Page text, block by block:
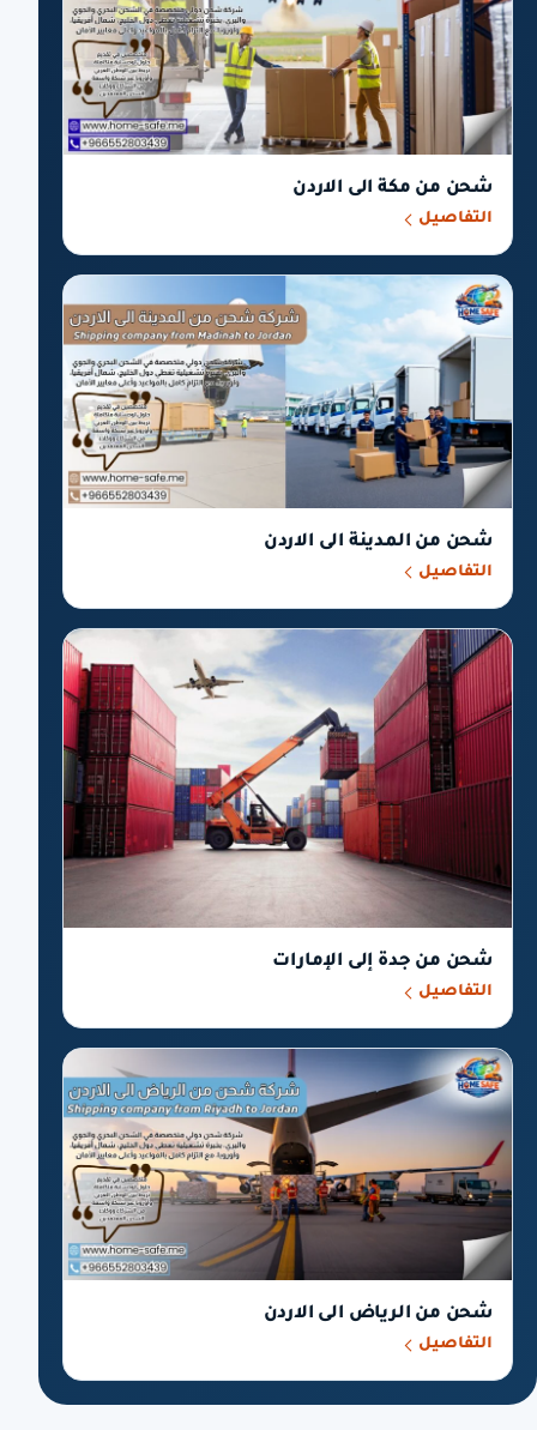
شحن من مكة الى الاردن
التفاصيل
شحن من المدينة الى الاردن
التفاصيل
شحن من جدة إلى الإمارات
التفاصيل
شحن من الرياض الى الاردن
التفاصيل